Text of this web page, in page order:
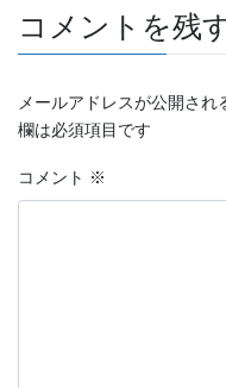
コメントを残
メールアドレスが公開され
欄は必須項目です
コメント ※